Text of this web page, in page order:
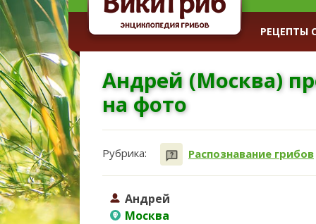
РЕЦЕПТЫ
Андрей (Москва)
на фото
Рубрика: Распознавание грибов
Андрей
Москва